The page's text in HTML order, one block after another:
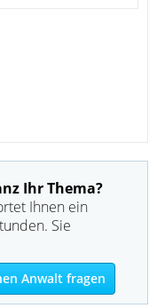
Ihr Thema?
Ihnen ein
Sie
Anwalt fragen